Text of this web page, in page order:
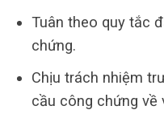
Tuân theo quy tắc
chứng.
Chịu trách nhiệm
cầu công chứng về